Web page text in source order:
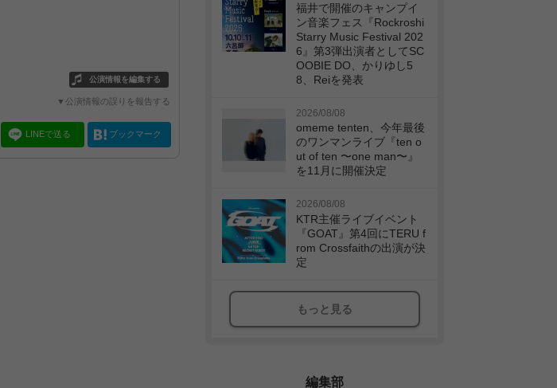
公演情報を編集する
▼公演情報の誤りを報告する
LINEで送る ブックマーク
福井で開催のキャンプイ
ン音楽フェス『Rockroshi
Starry Music Festival 202
6』第3弾出演者としてSC
OOBIE DO、かりゆし5
8、Reiを発表
2026/08/08
omeme tenten、今年最後
のワンマンライブ『ten o
ut of ten 〜one man〜』
を11月に開催決定
2026/08/08
KTR主催ライブイベント
『GOAT』第4回にTERU f
rom Crossfaithの出演が決
定
もっと見る
編集部